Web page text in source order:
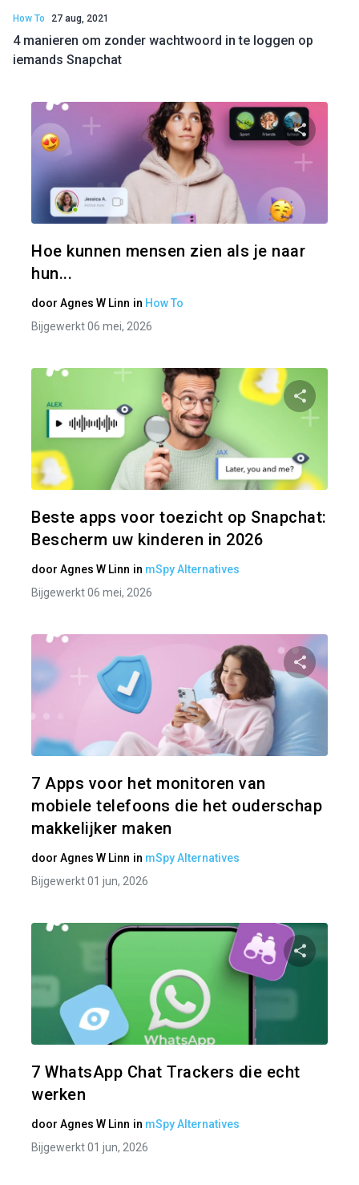
How To 27 aug, 2021
4 manieren om zonder wachtwoord in te loggen op
iemands Snapchat
Hoe kunnen mensen zien als je naar
hun...
door Agnes W Linn in How To
Bijgewerkt 06 mei, 2026
Beste apps voor toezicht op Snapchat:
Bescherm uw kinderen in 2026
door Agnes W Linn in mSpy Alternatives
Bijgewerkt 06 mei, 2026
7 Apps voor het monitoren van
mobiele telefoons die het ouderschap
makkelijker maken
door Agnes W Linn in mSpy Alternatives
Bijgewerkt 01 jun, 2026
7 WhatsApp Chat Trackers die echt
werken
door Agnes W Linn in mSpy Alternatives
Bijgewerkt 01 jun, 2026